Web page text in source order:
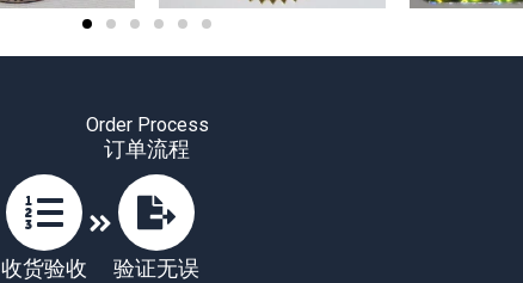
Order Process
订单流程
收货验收
验证无误